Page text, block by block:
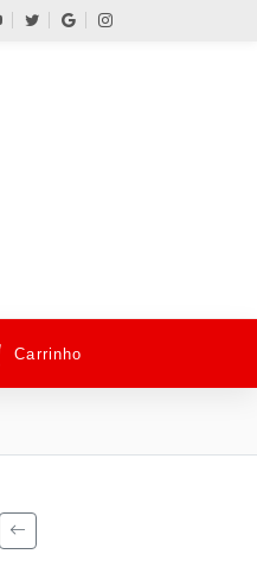
Carrinho